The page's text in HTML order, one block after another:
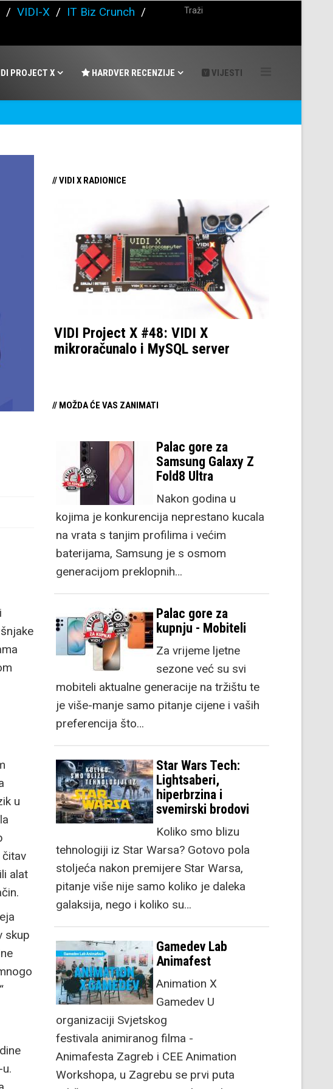
/ VIDI-X / IT Biz Crunch /
PROJECT X HARDVER RECENZIJE VIJESTI
u
alat
skup
// VIDI X RADIONICE
VIDI Project X #48: VIDI X
mikroračunalo i MySQL server
// MOŽDA ĆE VAS ZANIMATI
Palac gore za
Samsung Galaxy Z
Fold8 Ultra
Nakon godina u
kojima je konkurencija neprestano kucala
na vrata s tanjim profilima i većim
baterijama, Samsung je s osmom
generacijom preklopnih…
Palac gore za
kupnju - Mobiteli
Za vrijeme ljetne
sezone već su svi
mobiteli aktualne generacije na tržištu te
je više-manje samo pitanje cijene i vaših
preferencija što…
Star Wars Tech:
Lightsaberi,
hiperbrzina i
svemirski brodovi
Koliko smo blizu
tehnologiji iz Star Warsa? Gotovo pola
stoljeća nakon premijere Star Warsa,
pitanje više nije samo koliko je daleka
galaksija, nego i koliko su…
Gamedev Lab
Animafest
Animation X
Gamedev U
organizaciji Svjetskog
festivala animiranog filma -
Animafesta Zagreb i CEE Animation
Workshopa, u Zagrebu se prvi puta